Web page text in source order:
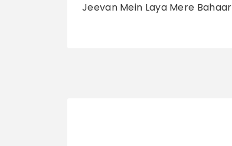
Jeevan Mein Laya Mere Bahaar